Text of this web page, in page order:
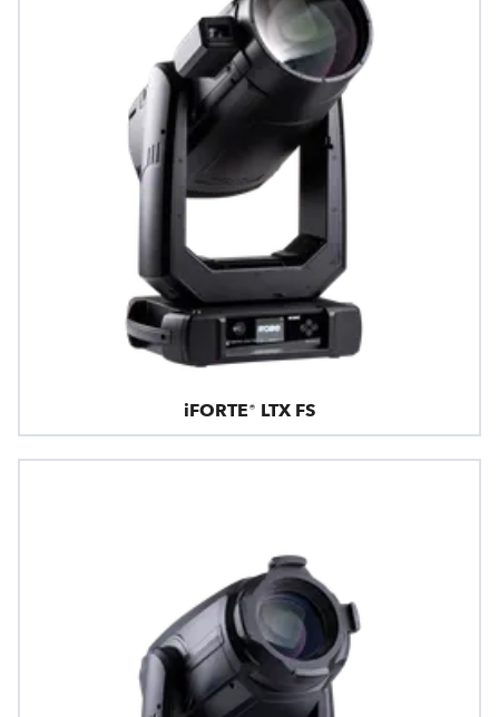
iFORTE® LTX FS